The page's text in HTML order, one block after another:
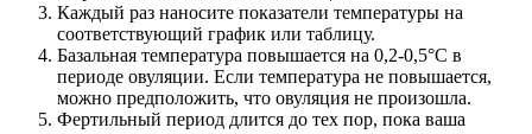
Каждый раз наносите показатели температуры на
соответствующий график или таблицу.
Базальная температура повышается на 0,2-0,5°С в
периоде овуляции. Если температура не повышается,
можно предположить, что овуляция не произошла.
Фертильный период длится до тех пор, пока ваша